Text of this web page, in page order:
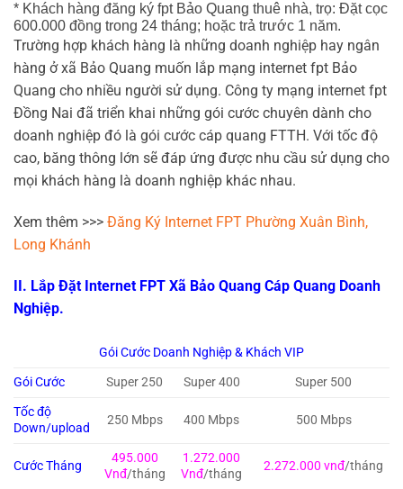
* Khách hàng đăng ký fpt Bảo Quang thuê nhà, trọ: Đặt cọc
600.000 đồng trong 24 tháng; hoặc trả trước 1 năm.
Trường hợp khách hàng là những doanh nghiệp hay ngân
hàng ở xã Bảo Quang muốn lắp mạng internet fpt Bảo
Quang cho nhiều người sử dụng. Công ty mạng internet fpt
Đồng Nai đã triển khai những gói cước chuyên dành cho
doanh nghiệp đó là gói cước cáp quang FTTH. Với tốc độ
cao, băng thông lớn sẽ đáp ứng được nhu cầu sử dụng cho
mọi khách hàng là doanh nghiệp khác nhau.
Xem thêm >>> Đăng Ký Internet FPT Phường Xuân Bình,
Long Khánh
II. Lắp Đặt Internet FPT Xã Bảo Quang Cáp Quang Doanh
Nghiệp.
Gói Cước Doanh Nghiệp & Khách VIP
Gói Cước
Super 250 Super 400
Super 500
Tốc độ
Down/upload
250 Mbps 400 Mbps 500 Mbps
Cước Tháng
495.000
Vnđ/tháng
1.272.000
Vnđ/tháng
2.272.000 vnđ/tháng